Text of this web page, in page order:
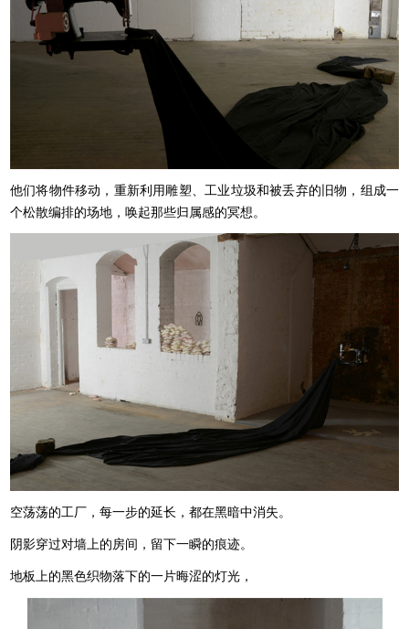
他们将物件移动，重新利用雕塑、工业垃圾和被丢弃的旧物，组成一
个松散编排的场地，唤起那些归属感的冥想。
空荡荡的工厂，每一步的延长，都在黑暗中消失。
阴影穿过对墙上的房间，留下一瞬的痕迹。
地板上的黑色织物落下的一片晦涩的灯光，